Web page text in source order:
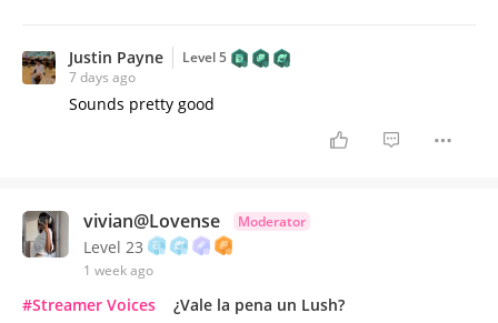
Justin Payne
Level 5
7 days ago
Sounds pretty good
vivian@Lovense Moderator
Level 23
1 week ago
#Streamer Voices
¿Vale la pena un Lush?